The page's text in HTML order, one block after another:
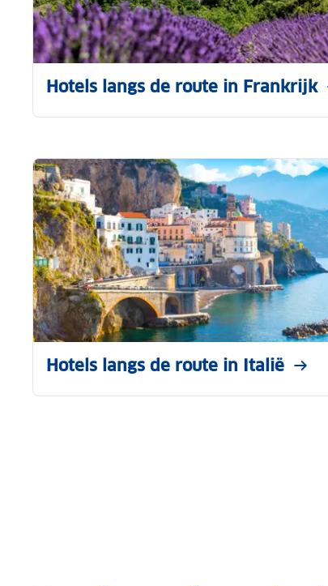
Hotels langs de route in Frankrijk
Hotels langs de route in Italië